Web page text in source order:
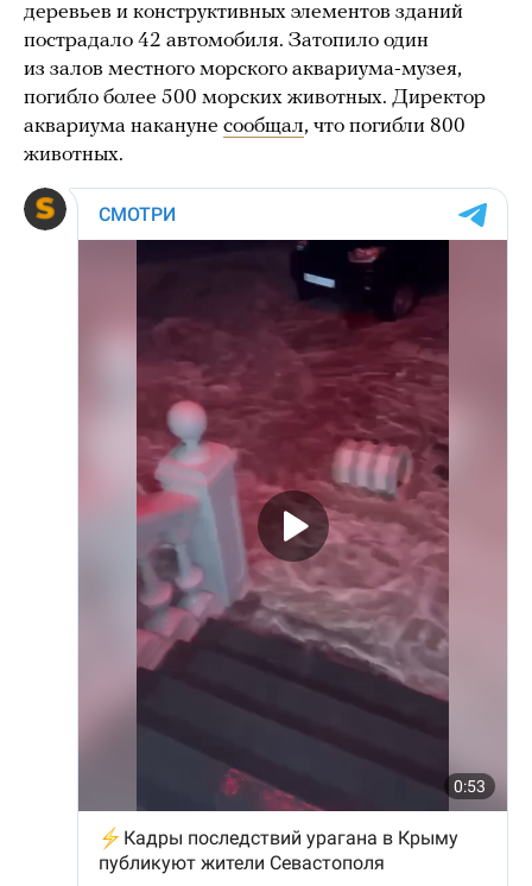
деревьев и конструктивных элементов зданий
пострадало 42 автомобиля. Затопило один
из залов местного морского аквариума-музея,
погибло более 500 морских животных. Директор
аквариума накануне сообщал, что погибли 800
животных.